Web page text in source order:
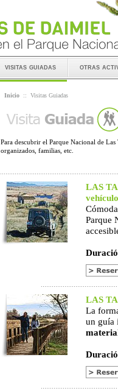
visitas guiadas otras
Inicio :: Visitas Guiadas
Para descubrir el Parque Nacional de
organizados, familias, etc.
LAS
vehículo
Parque
LAS
La
un guía